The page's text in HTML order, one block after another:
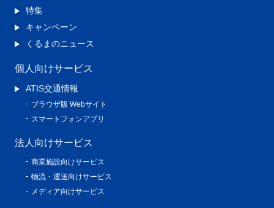
特集
キャンペーン
くるまのニュース
個人向けサービス
ATIS交通情報
ブラウザ版 Webサイト
スマートフォンアプリ
法人向けサービス
商業施設向けサービス
物流・運送向けサービス
メディア向けサービス